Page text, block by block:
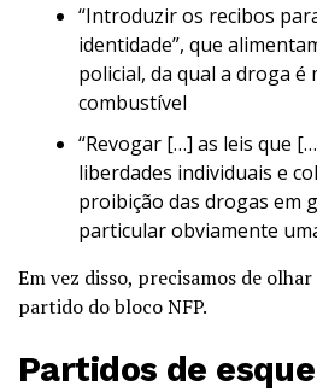
“Introduzir os recibos
identidade”, que
policial, da qual a droga é
combustível
“Revogar […] as leis que
liberdades individuais e
proibição das drogas em
particular obviamente
Em vez disso, precisamos de
partido do bloco NFP.
Partidos de